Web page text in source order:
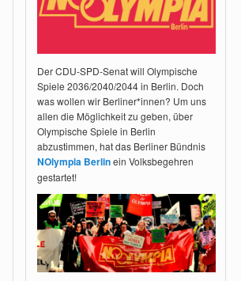
Der CDU-SPD-Senat will Olympische
Spiele 2036/2040/2044 in Berlin. Doch
was wollen wir Berliner*innen? Um uns
allen die Möglichkeit zu geben, über
Olympische Spiele in Berlin
abzustimmen, hat das Berliner Bündnis
NOlympia Berlinein Volksbegehren
gestartet!